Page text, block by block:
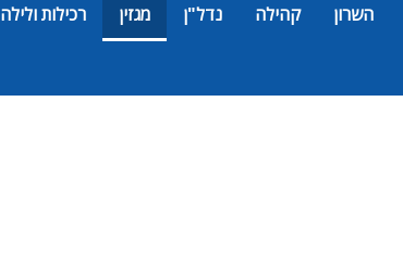
השרון קהילה נדל"ן מגזין רכילות ולילה